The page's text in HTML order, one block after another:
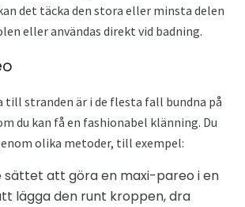
det täcka den stora eller minsta delen
eller användas direkt vid badning.
till stranden är i de flesta fall bundna på
du kan få en fashionabel klänning. Du
olika metoder, till exempel:
sättet att göra en maxi-pareo i en
lägga den runt kroppen, dra